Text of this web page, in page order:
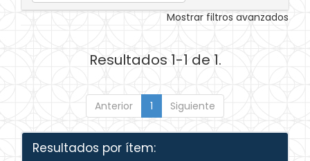
Mostrar filtros avanzados
Resultados 1-1 de 1.
Anterior 1 Siguiente
Resultados por ítem: